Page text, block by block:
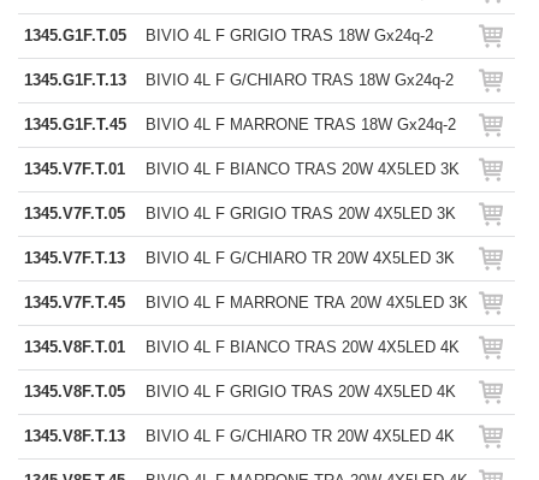
1345.G1F.T.05 BIVIO 4L F GRIGIO TRAS 18W Gx24q-2
1345.G1F.T.13 BIVIO 4L F G/CHIARO TRAS 18W Gx24q-2
1345.G1F.T.45 BIVIO 4L F MARRONE TRAS 18W Gx24q-2
1345.V7F.T.01 BIVIO 4L F BIANCO TRAS 20W 4X5LED 3K
1345.V7F.T.05 BIVIO 4L F GRIGIO TRAS 20W 4X5LED 3K
1345.V7F.T.13 BIVIO 4L F G/CHIARO TR 20W 4X5LED 3K
1345.V7F.T.45 BIVIO 4L F MARRONE TRA 20W 4X5LED 3K
1345.V8F.T.01 BIVIO 4L F BIANCO TRAS 20W 4X5LED 4K
1345.V8F.T.05 BIVIO 4L F GRIGIO TRAS 20W 4X5LED 4K
1345.V8F.T.13 BIVIO 4L F G/CHIARO TR 20W 4X5LED 4K